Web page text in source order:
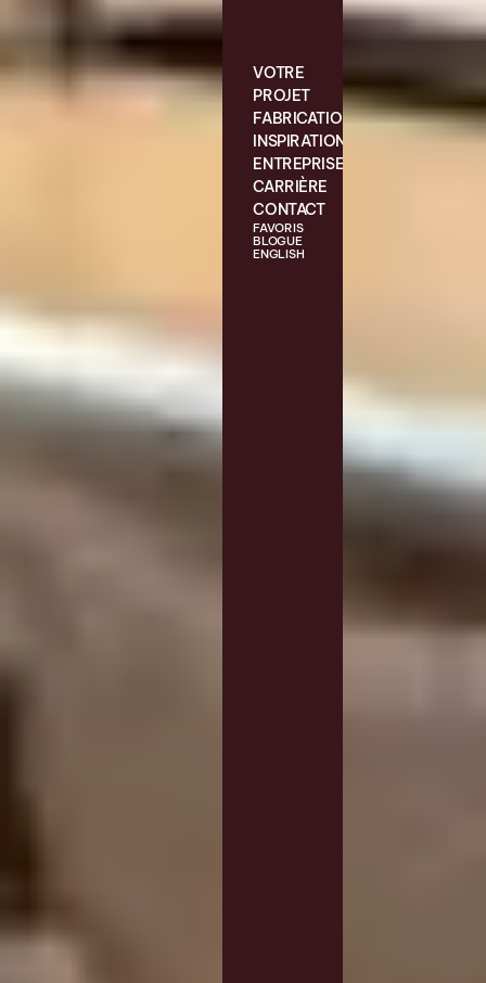
VOTRE
PROJET
FABRICATION
INSPIRATIONS
ENTREPRISE
CARRIÈRE
CONTACT
FAVORIS
BLOGUE
ENGLISH